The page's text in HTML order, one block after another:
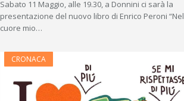
Sabato 11 Maggio, alle 19.30, a Donnini ci sarà la
presentazione del nuovo libro di Enrico Peroni “Nel
cuore mio…
CRONACA